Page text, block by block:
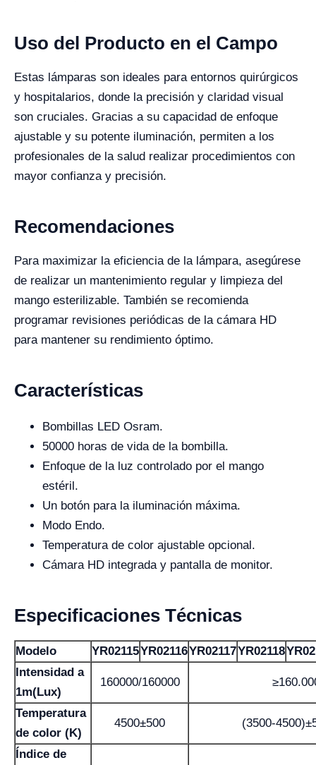
Uso del Producto en el Campo
Estas lámparas son ideales para entornos quirúrgicos
y hospitalarios, donde la precisión y claridad visual
son cruciales. Gracias a su capacidad de enfoque
ajustable y su potente iluminación, permiten a los
profesionales de la salud realizar procedimientos con
mayor confianza y precisión.
Recomendaciones
Para maximizar la eficiencia de la lámpara, asegúrese
de realizar un mantenimiento regular y limpieza del
mango esterilizable. También se recomienda
programar revisiones periódicas de la cámara HD
para mantener su rendimiento óptimo.
Características
Bombillas LED Osram.
50000 horas de vida de la bombilla.
Enfoque de la luz controlado por el mango
estéril.
Un botón para la iluminación máxima.
Modo Endo.
Temperatura de color ajustable opcional.
Cámara HD integrada y pantalla de monitor.
Especificaciones Técnicas
Modelo YR02115YR02116YR02117YR02118
Intensidad a
1m(Lux)
160000/160000
Temperatura
de color (K)
4500±500 (3500-
Índice de